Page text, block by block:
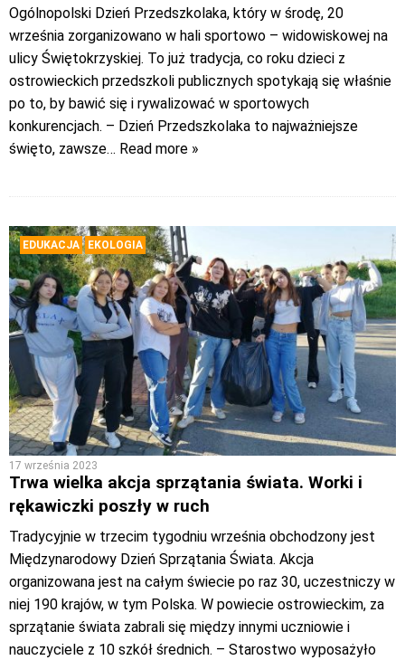
Ogólnopolski Dzień Przedszkolaka, który w środę, 20
września zorganizowano w hali sportowo – widowiskowej na
ulicy Świętokrzyskiej. To już tradycja, co roku dzieci z
ostrowieckich przedszkoli publicznych spotykają się właśnie
po to, by bawić się i rywalizować w sportowych
konkurencjach. – Dzień Przedszkolaka to najważniejsze
święto, zawsze… Read more »
EDUKACJA EKOLOGIA
17 września 2023
Trwa wielka akcja sprzątania świata. Worki i
rękawiczki poszły w ruch
Tradycyjnie w trzecim tygodniu września obchodzony jest
Międzynarodowy Dzień Sprzątania Świata. Akcja
organizowana jest na całym świecie po raz 30, uczestniczy w
niej 190 krajów, w tym Polska. W powiecie ostrowieckim, za
sprzątanie świata zabrali się między innymi uczniowie i
nauczyciele z 10 szkół średnich. – Starostwo wyposażyło